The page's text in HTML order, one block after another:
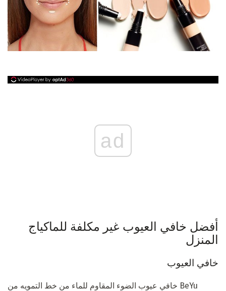
ad
أفضل خافي العيوب غير مكلفة للماكياج
المنزل
خافي العيوب
خافي عيوب الضوء المقاوم للماء من خط التمويه من BeYu